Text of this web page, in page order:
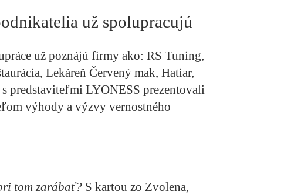
už spolupracujú
už poznájú firmy ako: RS Tuning,
Lekáreň Červený mak, Hatiar,
predstaviteľmi LYONESS prezentovali
výhody a výzvy vernostného
tom zarábať? S kartou zo Zvolena,